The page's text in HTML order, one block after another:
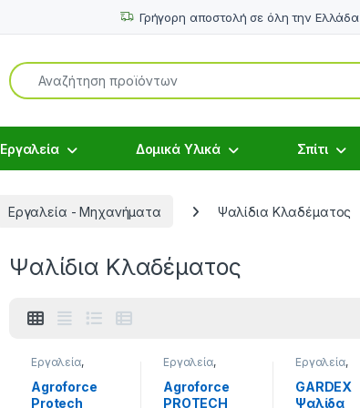
Γρήγορη αποστολή σε όλη την Ελλάδα
Search for:
Εργαλεία Δομικά Υλικά Σπίτι
Εργαλεία - Μηχανήματα Ψαλίδια Κλαδέματος
Ψαλίδια Κλαδέματος
Εργαλεία,
Εργαλεία -
Μηχανήματα
Εργαλεία
Agroforce
Protech
Εργαλεία,
Εργαλεία -
Μηχανήματα
Εργαλεία
Agroforce
PROTECH
Εργαλεία,
Εργαλεία -
Μηχανήματα
Ψαλίδια
GARDEX
Ψαλίδα